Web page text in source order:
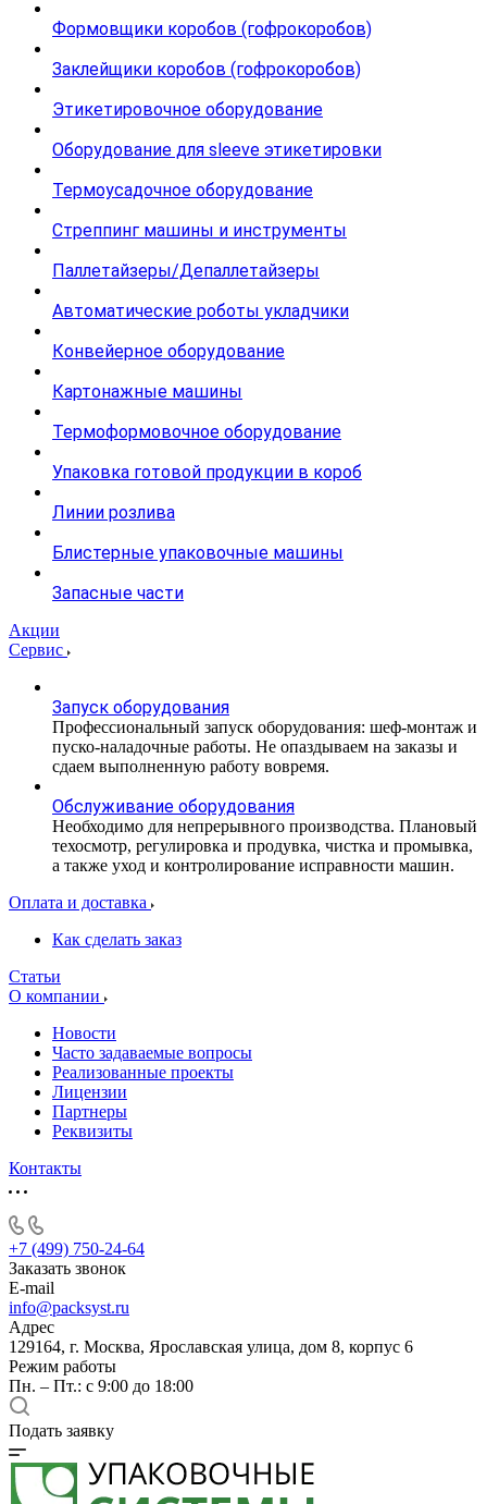
Формовщики коробов (гофрокоробов)
Заклейщики коробов (гофрокоробов)
Этикетировочное оборудование
Оборудование для sleeve этикетировки
Термоусадочное оборудование
Стреппинг машины и инструменты
Паллетайзеры/Депаллетайзеры
Автоматические роботы укладчики
Конвейерное оборудование
Картонажные машины
Термоформовочное оборудование
Упаковка готовой продукции в короб
Линии розлива
Блистерные упаковочные машины
Запасные части
Акции
Сервис
Запуск оборудования
Профессиональный запуск оборудования: шеф-монтаж и
пуско-наладочные работы. Не опаздываем на заказы и
сдаем выполненную работу вовремя.
Обслуживание оборудования
Необходимо для непрерывного производства. Плановый
техосмотр, регулировка и продувка, чистка и промывка,
а также уход и контролирование исправности машин.
Оплата и доставка
Как сделать заказ
Статьи
О компании
Новости
Часто задаваемые вопросы
Реализованные проекты
Лицензии
Партнеры
Реквизиты
Контакты
+7 (499) 750-24-64
Заказать звонок
E-mail
info@packsyst.ru
Адрес
129164, г. Москва, Ярославская улица, дом 8, корпус 6
Режим работы
Пн. – Пт.: с 9:00 до 18:00
Подать заявку